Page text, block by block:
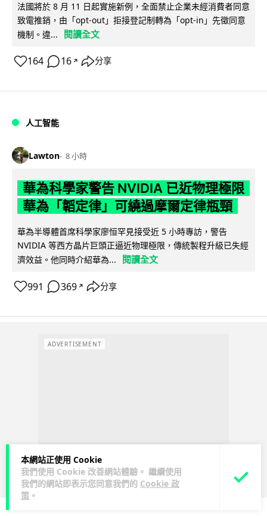
本網站正使用 Cookie
我們使用 Cookie 改善網站體驗。 繼續使用
我們的網站即表示您同意我們的 Cookie 政
策 。
法國將於 8 月 11 日起實施新例，全面禁止企業未經消費者同意
致電推銷，由「opt-out」拒接登記制轉為「opt-in」先徵同意
機制。違...
閱讀全文
164 16 ↗ 分享
人工智能
Lawton 8 小時
華為科學家警告 NVIDIA 已近物理極限
華為「韜定律」可繞過摩爾定律瓶頸
華為半導體首席科學家廖恒罕見接受近 5 小時專訪，警告
NVIDIA 等西方晶片巨頭正逼近物理極限，傳統製程升級已失經
濟效益。他同時介紹華為...
閱讀全文
991 369 ↗ 分享
ADVERTISEMENT